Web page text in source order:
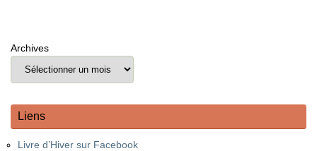
Archives
Liens
Livre d’Hiver sur Facebook